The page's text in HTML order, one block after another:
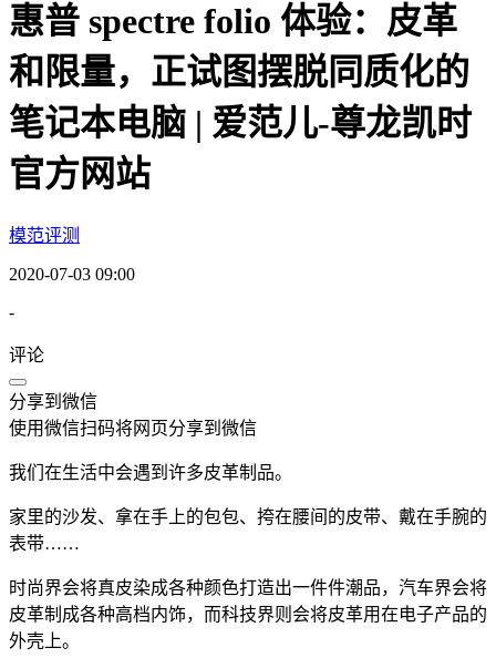
惠普 spectre folio 体验：皮革
和限量，正试图摆脱同质化的
笔记本电脑 | 爱范儿-尊龙凯时
官方网站
模范评测
2020-07-03 09:00
-
评论
分享到微信
使用微信扫码将网页分享到微信
我们在生活中会遇到许多皮革制品。
家里的沙发、拿在手上的包包、挎在腰间的皮带、戴在手腕的
表带……
时尚界会将真皮染成各种颜色打造出一件件潮品，汽车界会将
皮革制成各种高档内饰，而科技界则会将皮革用在电子产品的
外壳上。